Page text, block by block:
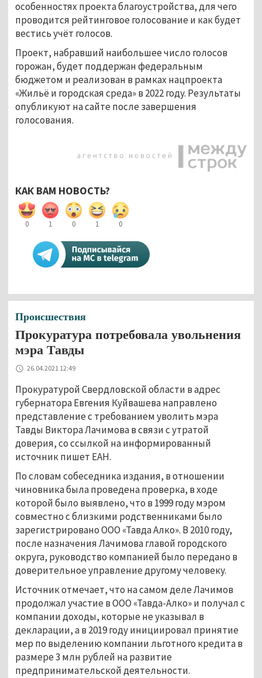
особенностях проекта благоустройства, для чего
проводится рейтинговое голосование и как будет
вестись учёт голосов.
Проект, набравший наибольшее число голосов
горожан, будет поддержан федеральным
бюджетом и реализован в рамках нацпроекта
«Жильё и городская среда» в 2022 году. Результаты
опубликуют на сайте после завершения
голосования.
КАК ВАМ НОВОСТЬ?
0 1 0 1 0
Происшествия
Прокуратура потребовала увольнения
мэра Тавды
26.04.2021 12:49
Прокуратурой Свердловской области в адрес
губернатора Евгения Куйвашева направлено
представление с требованием уволить мэра
Тавды Виктора Лачимова в связи с утратой
доверия, со ссылкой на информированный
источник пишет ЕАН.
По словам собеседника издания, в отношении
чиновника была проведена проверка, в ходе
которой было выявлено, что в 1999 году мэром
совместно с близкими родственниками было
зарегистрировано ООО «Тавда Алко». В 2010 году,
после назначения Лачимова главой городского
округа, руководство компанией было передано в
доверительное управление другому человеку.
Источник отмечает, что на самом деле Лачимов
продолжал участие в ООО «Тавда-Алко» и получал с
компании доходы, которые не указывал в
декларации, а в 2019 году инициировал принятие
мер по выделению компании льготного кредита в
размере 3 млн рублей на развитие
предпринимательской деятельности.